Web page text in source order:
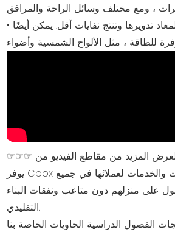
• الصداقة البيئية: يمكن أن تقلل الفصول الدراسية في الحاويات من التأثير البيئي للبناء ، لأنها تستخدم المواد المعاد تدويرها وتنتج نفايات أقل. يمكن أيضًا
والخدمات لعملائها في جميع
على منزلهم دون متاعب ونفقات البناء
التقليدي.